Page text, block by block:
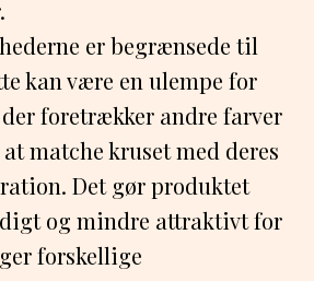
er begrænsede til
kan være en ulempe for
foretrækker andre farver
matche kruset med deres
Det gør produktet
og mindre attraktivt for
forskellige